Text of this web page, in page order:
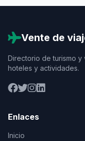
Vente de
Directorio de turismo y
hoteles y actividades.
Enlaces
Inicio